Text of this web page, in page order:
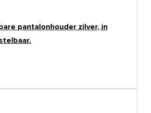
pantalonhouder zilver, in